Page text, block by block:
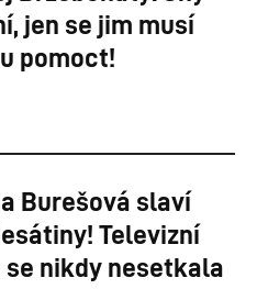
jen se jim musí
pomoct!
Burešová slaví
Televizní
se nikdy nesetkala